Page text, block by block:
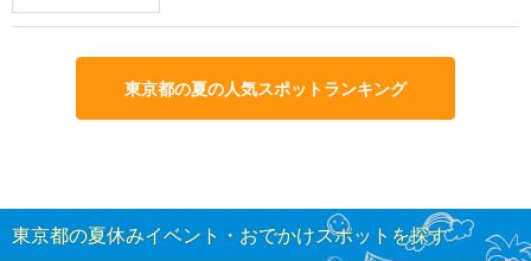
東京都の夏の人気スポットランキング
東京都の夏休みイベント・おでかけスポットを探す